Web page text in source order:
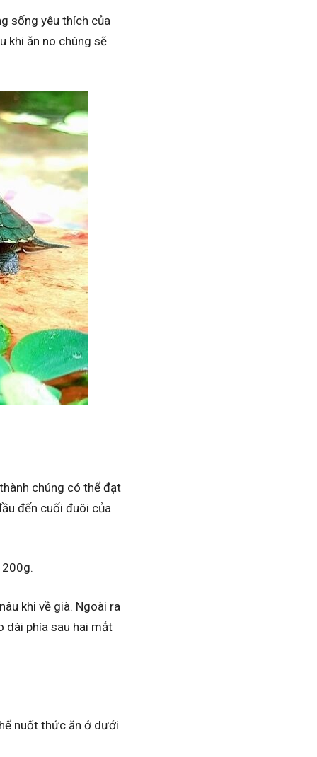
sống yêu thích của
khi ăn no chúng sẽ
chúng có thể đạt
đến cuối đuôi của
khi về già. Ngoài ra
dài phía sau hai mắt
nuốt thức ăn ở dưới